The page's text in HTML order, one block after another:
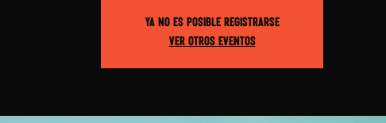
Ya no es posible registrarse
Ver otros eventos